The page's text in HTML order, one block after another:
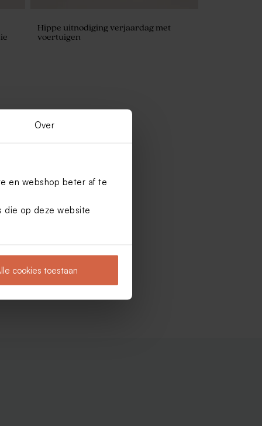
Over
en webshop beter af te
die op deze website
cookies toestaan
Hippe uitnodiging verjaardag met
voertuigen